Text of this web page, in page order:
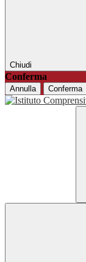
Chiudi
Conferma
Annulla Conferma